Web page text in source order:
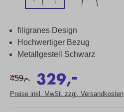
filigranes Design
Hochwertiger Bezug
Metallgestell Schwarz
459,- 329,
-
Preise inkl. MwSt. zzgl. Versandkosten